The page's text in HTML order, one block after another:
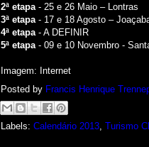
2ª etapa- 25 e 26 Maio – Lontras
3ª etapa- 17 e 18 Agosto –
4ª etapa- A DEFINIR
5ª etapa- 09 e 10 Novembro -
Imagem: Internet
Posted by Francis Henrique
Labels: Calendário 2013, Turismo